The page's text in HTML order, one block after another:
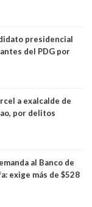
presidencial
del PDG por
a exalcalde de
por delitos
al Banco de
exige más de $528